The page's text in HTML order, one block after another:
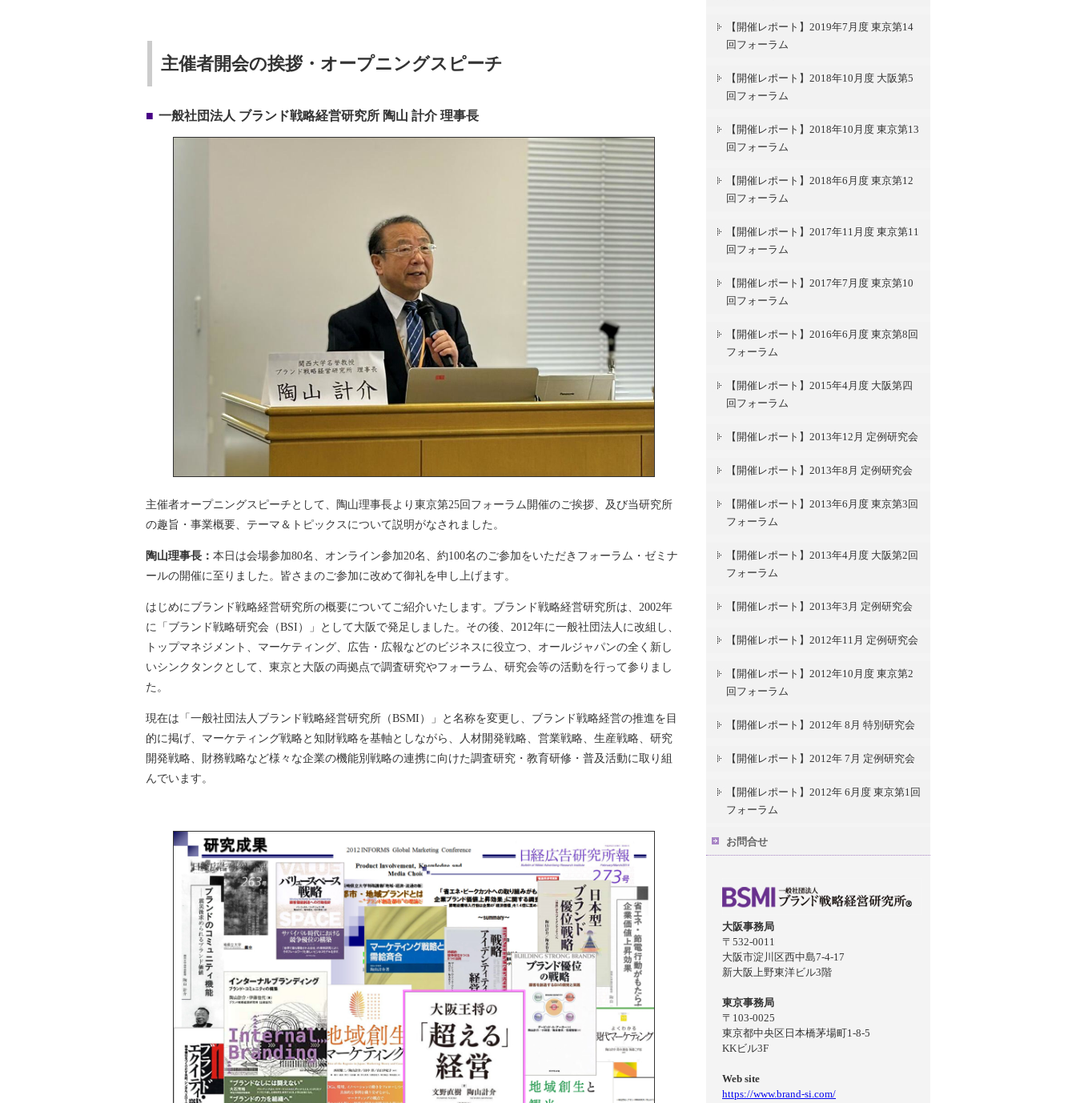
主催者開会の挨拶・オープニングスピーチ
一般社団法人 ブランド戦略経営研究所 陶山 計介 理事長
主催者オープニングスピーチとして、陶山理事長より東京第25回フォーラム開催のご挨拶、及び当研究所
の趣旨・事業概要、テーマ＆トピックスについて説明がなされました。
陶山理事長： 本日は会場参加80名、オンライン参加20名、約100名のご参加をいただきフォーラム・ゼミナ
ールの開催に至りました。皆さまのご参加に改めて御礼を申し上げます。
はじめにブランド戦略経営研究所の概要についてご紹介いたします。ブランド戦略経営研究所は、2002年
に「ブランド戦略研究会（BSI）」として大阪で発足しました。その後、2012年に一般社団法人に改組し、
トップマネジメント、マーケティング、広告・広報などのビジネスに役立つ、オールジャパンの全く新し
いシンクタンクとして、東京と大阪の両拠点で調査研究やフォーラム、研究会等の活動を行って参りまし
た。
現在は「一般社団法人ブランド戦略経営研究所（BSMI）」と名称を変更し、ブランド戦略経営の推進を目
的に掲げ、マーケティング戦略と知財戦略を基軸としながら、人材開発戦略、営業戦略、生産戦略、研究
開発戦略、財務戦略など様々な企業の機能別戦略の連携に向けた調査研究・教育研修・普及活動に取り組
んでいます。
【開催レポート】2019年7月度 東京第14
回フォーラム
【開催レポート】2018年10月度 大阪第5
回フォーラム
【開催レポート】2018年10月度 東京第13
回フォーラム
【開催レポート】2018年6月度 東京第12
回フォーラム
【開催レポート】2017年11月度 東京第11
回フォーラム
【開催レポート】2017年7月度 東京第10
回フォーラム
【開催レポート】2016年6月度 東京第8回
フォーラム
【開催レポート】2015年4月度 大阪第四
回フォーラム
【開催レポート】2013年12月 定例研究会
【開催レポート】2013年8月 定例研究会
【開催レポート】2013年6月度 東京第3回
フォーラム
【開催レポート】2013年4月度 大阪第2回
フォーラム
【開催レポート】2013年3月 定例研究会
【開催レポート】2012年11月 定例研究会
【開催レポート】2012年10月度 東京第2
回フォーラム
【開催レポート】2012年 8月 特別研究会
【開催レポート】2012年 7月 定例研究会
【開催レポート】2012年 6月度 東京第1回
フォーラム
お問合せ
大阪事務局
〒532-0011
大阪市淀川区西中島7-4-17
新大阪上野東洋ビル3階
東京事務局
〒103-0025
東京都中央区日本橋茅場町1-8-5
KKビル3F
Web site
https://www.brand-si.com/